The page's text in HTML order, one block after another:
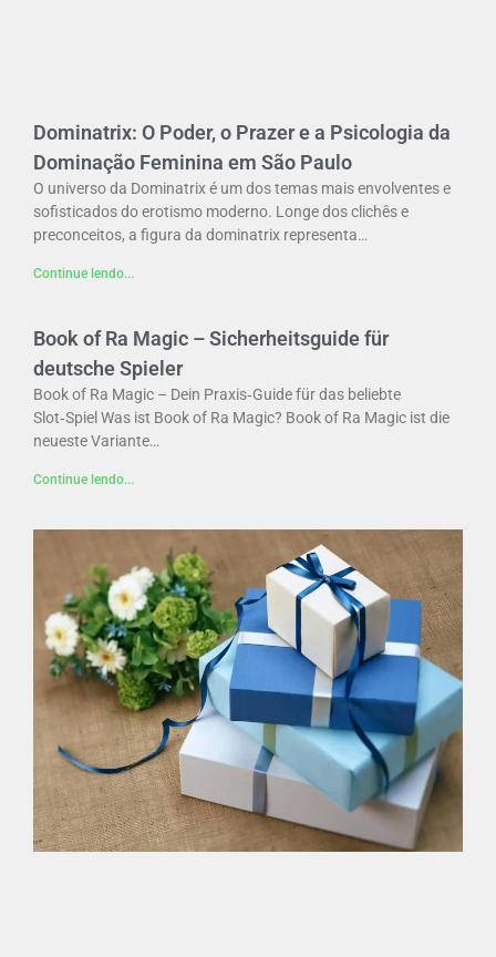
Dominatrix: O Poder, o Prazer e a Psicologia da
Dominação Feminina em São Paulo
O universo da Dominatrix é um dos temas mais envolventes e
sofisticados do erotismo moderno. Longe dos clichês e
preconceitos, a figura da dominatrix representa…
Continue lendo...
Book of Ra Magic – Sicherheitsguide für
deutsche Spieler
Book of Ra Magic – Dein Praxis‑Guide für das beliebte
Slot‑Spiel Was ist Book of Ra Magic? Book of Ra Magic ist die
neueste Variante…
Continue lendo...